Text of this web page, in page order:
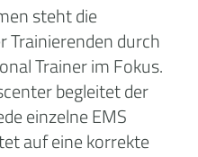
steht die
Trainierenden durch
Trainer im Fokus.
begleitet der
einzelne EMS
auf eine korrekte